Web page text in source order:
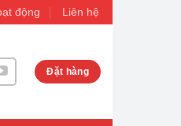
động Liên hệ
Đặt hàng